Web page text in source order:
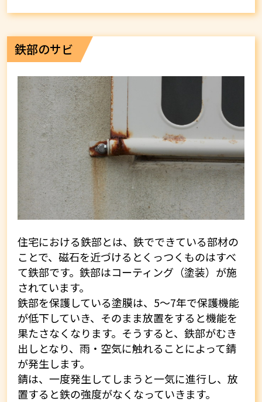
鉄部のサビ
住宅における鉄部とは、鉄でできている部材の
ことで、磁石を近づけるとくっつくものはすべ
て鉄部です。鉄部はコーティング（塗装）が施
されています。
鉄部を保護している塗膜は、5～7年で保護機能
が低下していき、そのまま放置をすると機能を
果たさなくなります。そうすると、鉄部がむき
出しとなり、雨・空気に触れることによって錆
が発生します。
錆は、一度発生してしまうと一気に進行し、放
置すると鉄の強度がなくなっていきます。